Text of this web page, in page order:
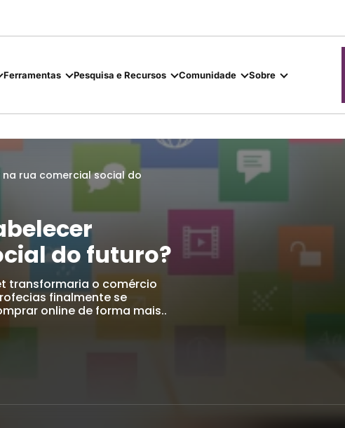
Ferramentas Pesquisa e Recursos Comunidade Sobre
rua comercial social do
do futuro?
transformaria o comércio
finalmente se
online de forma mais..